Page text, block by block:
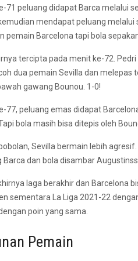
71 peluang didapat Barca melalui
mendapat peluang
pemain Barcelona tapi bola
tercipta pada menit ke-72.
dua pemain Sevilla dan melepas
gawang Bounou. 1-0!
77, peluang emas didapat
bola masih bisa ditepis oleh
Sevilla bermain lebih
Barca dan bola disambar
laga berakhir dan Barcelona
sementara La Liga 2021-22
poin yang sama.
Pemain